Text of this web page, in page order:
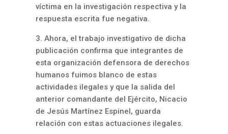
víctima en la investigación respectiva y la
respuesta escrita fue negativa.
3. Ahora, el trabajo investigativo de dicha
publicación confirma que integrantes de
esta organización defensora de derechos
humanos fuimos blanco de estas
actividades ilegales y que la salida del
anterior comandante del Ejército, Nicacio
de Jesús Martínez Espinel, guarda
relación con estas actuaciones ilegales.